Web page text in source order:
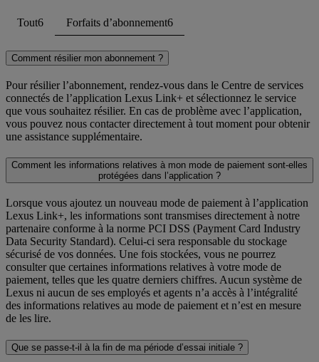
Tout6 Forfaits d’abonnement6
Comment résilier mon abonnement ?
Pour résilier l’abonnement, rendez-vous dans le Centre de services
connectés de l’application Lexus Link+ et sélectionnez le service
que vous souhaitez résilier. En cas de problème avec l’application,
vous pouvez nous contacter directement à tout moment pour obtenir
une assistance supplémentaire.
Comment les informations relatives à mon mode de paiement sont-elles
protégées dans l’application ?
Lorsque vous ajoutez un nouveau mode de paiement à l’application
Lexus Link+, les informations sont transmises directement à notre
partenaire conforme à la norme PCI DSS (Payment Card Industry
Data Security Standard). Celui-ci sera responsable du stockage
sécurisé de vos données. Une fois stockées, vous ne pourrez
consulter que certaines informations relatives à votre mode de
paiement, telles que les quatre derniers chiffres. Aucun système de
Lexus ni aucun de ses employés et agents n’a accès à l’intégralité
des informations relatives au mode de paiement et n’est en mesure
de les lire.
Que se passe-t-il à la fin de ma période d’essai initiale ?